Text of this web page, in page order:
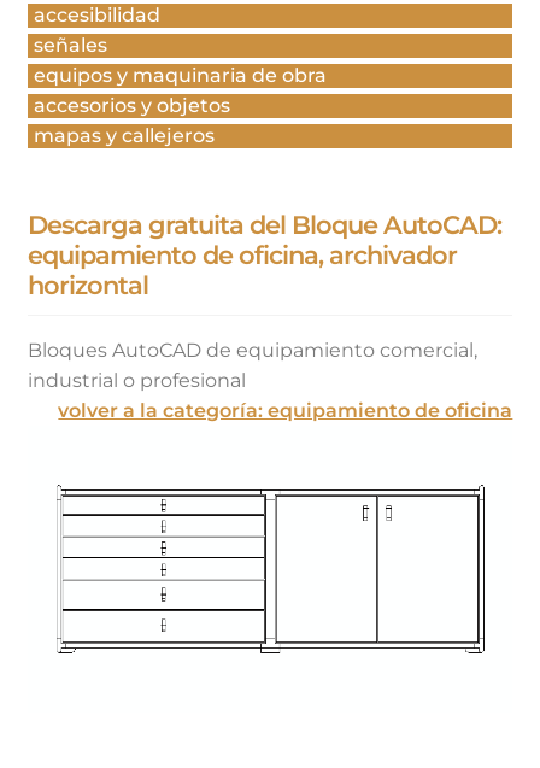
Descarga gratuita del Bloque AutoCAD:
equipamiento de oficina, archivador
horizontal
Bloques AutoCAD de equipamiento comercial,
industrial o profesional
volver a la categoría: equipamiento de oficina
accesibilidad
señales
equipos y maquinaria de obra
accesorios y objetos
mapas y callejeros